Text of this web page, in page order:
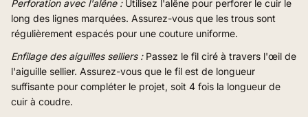
Perforation avec l'alêne :Utilisez l'alêne pour perforer le cuir le
long des lignes marquées. Assurez-vous que les trous sont
régulièrement espacés pour une couture uniforme.
Enfilage des aiguilles selliers :Passez le fil ciré à travers l'œil de
l'aiguille sellier. Assurez-vous que le fil est de longueur
suffisante pour compléter le projet, soit 4 fois la longueur de
cuir à coudre.